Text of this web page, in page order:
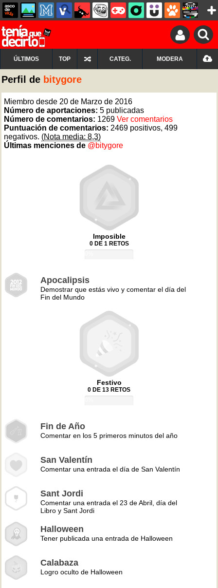
ÚLTIMOS TOP CATEG. MODERA
Perfil de bitygore
Miembro desde 20 de Marzo de 2016
Número de aportaciones: 5 publicadas
Número de comentarios: 1269 Ver comentarios
Puntuación de comentarios: 2469 positivos, 499
negativos. (Nota media: 8,3)
Últimas menciones de @bitygore
Imposible
0 DE 1 RETOS
Apocalipsis
Demostrar que estás vivo y comentar el día del
Fin del Mundo
Festivo
0 DE 13 RETOS
Fin de Año
Comentar en los 5 primeros minutos del año
San Valentín
Comentar una entrada el día de San Valentín
Sant Jordi
Comentar una entrada el 23 de Abril, día del
Libro y Sant Jordi
Halloween
Tener publicada una entrada de Halloween
Calabaza
Logro oculto de Halloween